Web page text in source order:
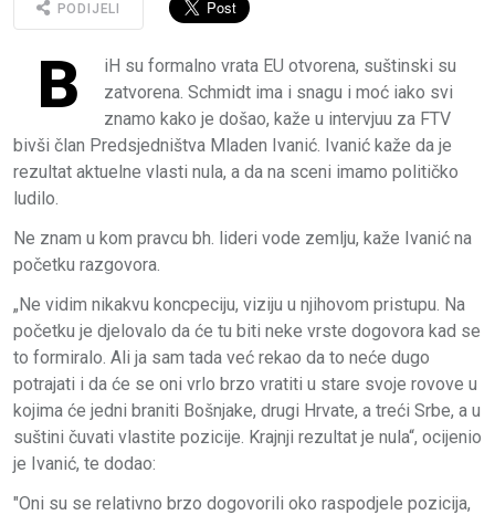
PODIJELI
B
iH su formalno vrata EU otvorena, suštinski su
zatvorena. Schmidt ima i snagu i moć iako svi
znamo kako je došao, kaže u intervjuu za FTV
bivši član Predsjedništva Mladen Ivanić. Ivanić kaže da je
rezultat aktuelne vlasti nula, a da na sceni imamo političko
ludilo.
Ne znam u kom pravcu bh. lideri vode zemlju, kaže Ivanić na
početku razgovora.
„Ne vidim nikakvu koncpeciju, viziju u njihovom pristupu. Na
početku je djelovalo da će tu biti neke vrste dogovora kad se
to formiralo. Ali ja sam tada već rekao da to neće dugo
potrajati i da će se oni vrlo brzo vratiti u stare svoje rovove u
kojima će jedni braniti Bošnjake, drugi Hrvate, a treći Srbe, a u
suštini čuvati vlastite pozicije. Krajnji rezultat je nula“, ocijenio
je Ivanić, te dodao:
"Oni su se relativno brzo dogovorili oko raspodjele pozicija,